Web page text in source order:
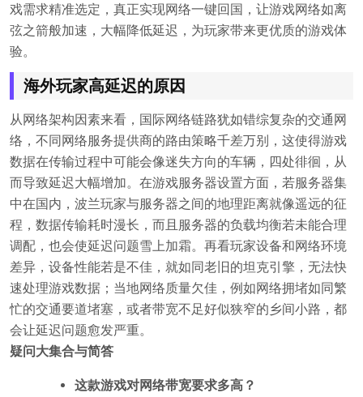
戏需求精准选定，真正实现网络一键回国，让游戏网络如离
弦之箭般加速，大幅降低延迟，为玩家带来更优质的游戏体
验。
海外玩家高延迟的原因
从网络架构因素来看，国际网络链路犹如错综复杂的交通网
络，不同网络服务提供商的路由策略千差万别，这使得游戏
数据在传输过程中可能会像迷失方向的车辆，四处徘徊，从
而导致延迟大幅增加。在游戏服务器设置方面，若服务器集
中在国内，波兰玩家与服务器之间的地理距离就像遥远的征
程，数据传输耗时漫长，而且服务器的负载均衡若未能合理
调配，也会使延迟问题雪上加霜。再看玩家设备和网络环境
差异，设备性能若是不佳，就如同老旧的坦克引擎，无法快
速处理游戏数据；当地网络质量欠佳，例如网络拥堵如同繁
忙的交通要道堵塞，或者带宽不足好似狭窄的乡间小路，都
会让延迟问题愈发严重。
疑问大集合与简答
这款游戏对网络带宽要求多高？